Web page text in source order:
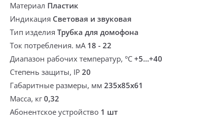
Материал Пластик
Индикация Световая и звуковая
Тип изделия Трубка для домофона
Ток потребления. мА 18 - 22
Диапазон рабочих температур, °С +5…+40
Степень защиты, IP 20
Габаритные размеры, мм 235х85х61
Масса, кг0,32
Абонентское устройство 1 шт